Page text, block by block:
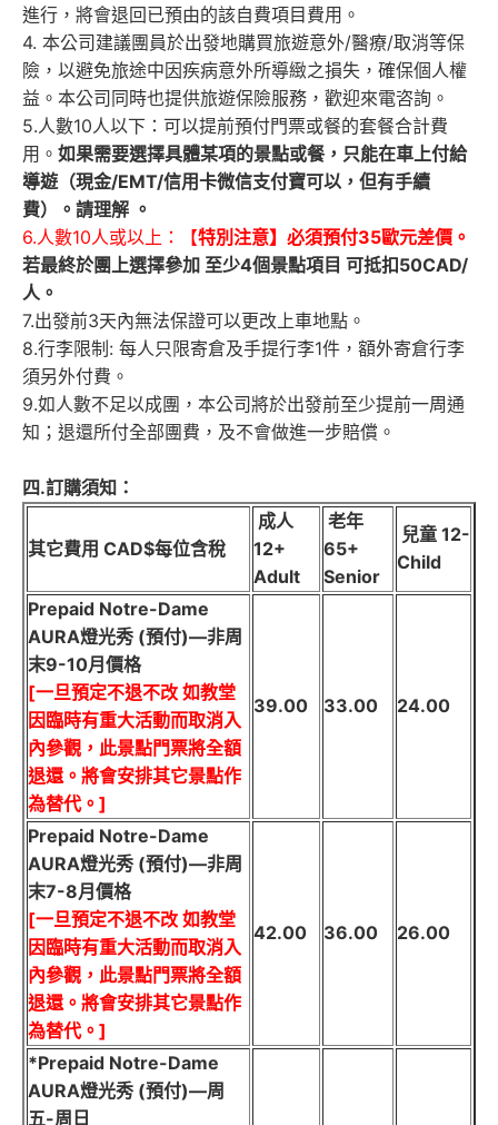
進行，將會退回已預由的該自費項目費用。
4. 本公司建議團員於出發地購買旅遊意外/醫療/取消等保
險，以避免旅途中因疾病意外所導緻之損失，確保個人權
益。本公司同時也提供旅遊保險服務，歡迎來電咨詢。
5.人數10人以下：可以提前預付門票或餐的套餐合計費
用。 如果需要選擇具體某項的景點或餐，只能在車上付給
導遊（現金/EMT/信用卡微信支付寶可以，但有手續
費）。請理解 。
6.人數10人或以上：【特別注意】必須預付35歐元差價。
若最終於團上選擇參加 至少4個景點項目 可抵扣50CAD/
人。
7.出發前3天內無法保證可以更改上車地點。
8.行李限制: 每人只限寄倉及手提行李1件，額外寄倉行李
須另外付費。
9.如人數不足以成團，本公司將於出發前至少提前一周通
知；退還所付全部團費，及不會做進一步賠償。
四.訂購須知：
其它費用 CAD$每位含稅
成人
12+
Adult
老年
65+
Senior
兒童 12-
Child
Prepaid Notre-Dame
AURA燈光秀 (預付)—非周
末9-10月價格
[一旦預定不退不改 如教堂
因臨時有重大活動而取消入
內參觀，此景點門票將全額
退還。將會安排其它景點作
為替代。]
39.00 33.00 24.00
Prepaid Notre-Dame
AURA燈光秀 (預付)—非周
末7-8月價格
[一旦預定不退不改 如教堂
因臨時有重大活動而取消入
內參觀，此景點門票將全額
退還。將會安排其它景點作
為替代。]
42.00 36.00 26.00
*Prepaid Notre-Dame
AURA燈光秀 (預付)—周
五-周日